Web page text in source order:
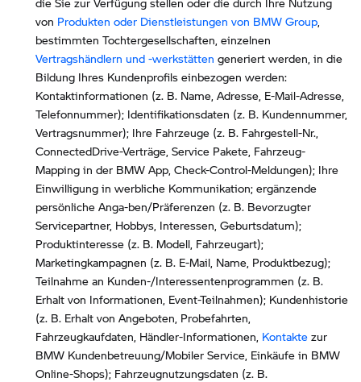
von Produkten oder Dienstleistungen von BMW Group
bestimmten Tochtergesellschaften, einzelnen
Vertragshändlern und -werkstätten generiert werden, in die
Bildung Ihres Kundenprofils einbezogen werden:
Kontaktinformationen (z. B. Name, Adresse, E-Mail-Adresse,
Telefonnummer); Identifikationsdaten (z. B. Kundennummer,
Vertragsnummer); Ihre Fahrzeuge (z. B. Fahrgestell-Nr.,
ConnectedDrive-Verträge, Service Pakete, Fahrzeug-
Mapping in der BMW App, Check-Control-Meldungen); Ihre
Einwilligung in werbliche Kommunikation; ergänzende
persönliche Anga-ben/Präferenzen (z. B. Bevorzugter
Servicepartner, Hobbys, Interessen, Geburtsdatum);
Produktinteresse (z. B. Modell, Fahrzeugart);
Marketingkampagnen (z. B. E-Mail, Name, Produktbezug);
Teilnahme an Kunden-/Interessentenprogrammen (z. B.
Erhalt von Informationen, Event-Teilnahmen); Kundenhistorie
(z. B. Erhalt von Angeboten, Probefahrten,
Fahrzeugkaufdaten, Händler-Informationen, Kontakte zur
BMW Kundenbetreuung/Mobiler Service, Einkäufe in BMW
Online-Shops); Fahrzeugnutzungsdaten (z. B.